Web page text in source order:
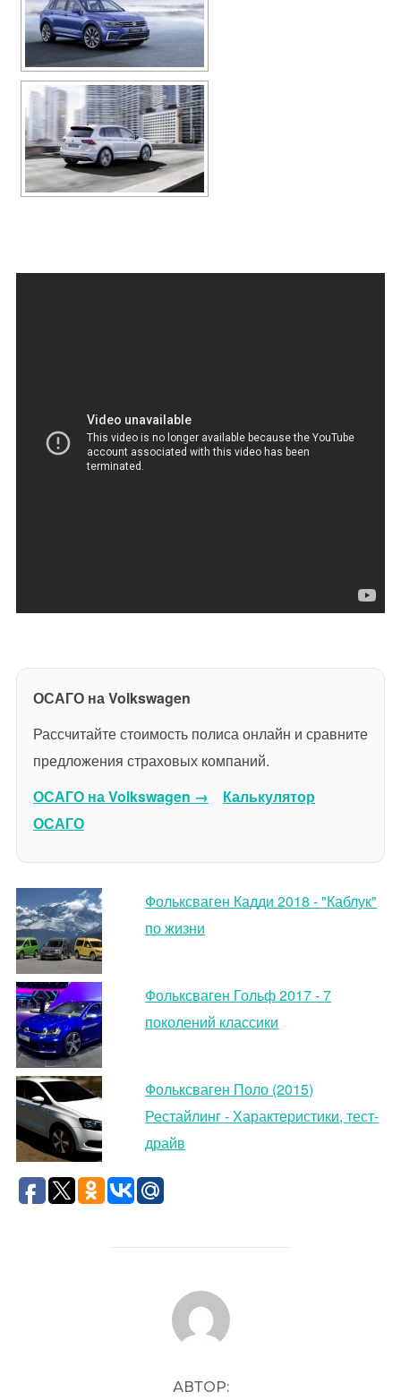
ОСАГО на Volkswagen
Рассчитайте стоимость полиса онлайн и сравните
предложения страховых компаний.
ОСАГО на Volkswagen →
Калькулятор
ОСАГО
Фольксваген Кадди 2018 - "Каблук"
по жизни
Фольксваген Гольф 2017 - 7
поколений классики
Фольксваген Поло (2015)
Рестайлинг - Характеристики, тест-
драйв
АВТОР ЗАПИСИ
АВТОР: